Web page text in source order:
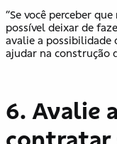
“Se você perceber
possível deixar de
avalie a possibilidade
ajudar na construção
6. Avalie
contratar